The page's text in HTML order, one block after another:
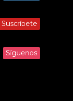
Suscríbete
Síguenos